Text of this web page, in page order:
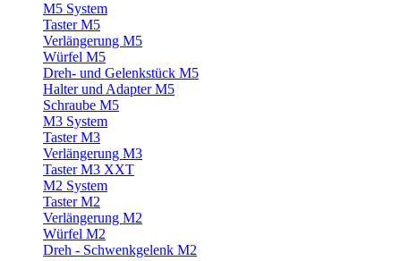
M5 System
Taster M5
Verlängerung M5
Würfel M5
Dreh- und Gelenkstück M5
Halter und Adapter M5
Schraube M5
M3 System
Taster M3
Verlängerung M3
Taster M3 XXT
M2 System
Taster M2
Verlängerung M2
Würfel M2
Dreh - Schwenkgelenk M2